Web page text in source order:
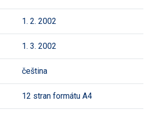
1. 2. 2002
1. 3. 2002
čeština
12 stran formátu A4